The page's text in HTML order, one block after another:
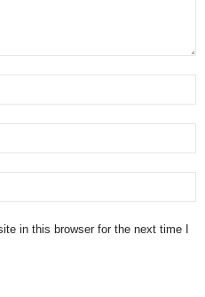
in this browser for the next time I